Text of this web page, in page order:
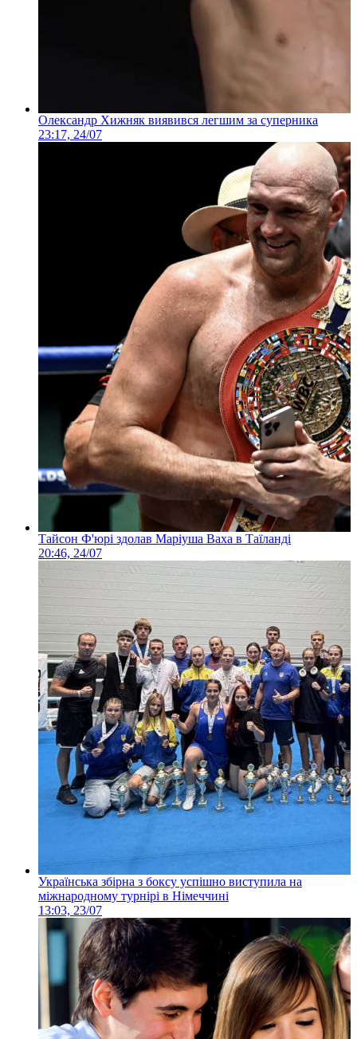
Олександр Хижняк виявився легшим за суперника
23:17, 24/07
Тайсон Ф'юрі здолав Маріуша Ваха в Таїланді
20:46, 24/07
Українська збірна з боксу успішно виступила на
міжнародному турнірі в Німеччині
13:03, 23/07